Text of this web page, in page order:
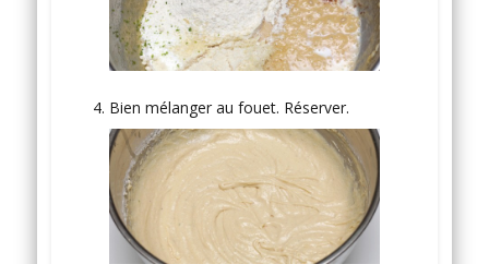
Bien mélanger au fouet. Réserver.